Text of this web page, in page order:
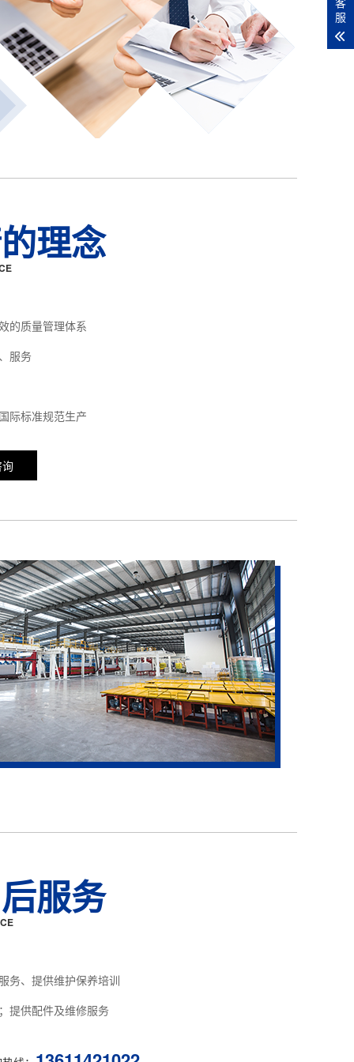
理念
的质量管理体系
服务
际标准规范生产
服务
务、提供维护保养培训
提供配件及维修服务
服